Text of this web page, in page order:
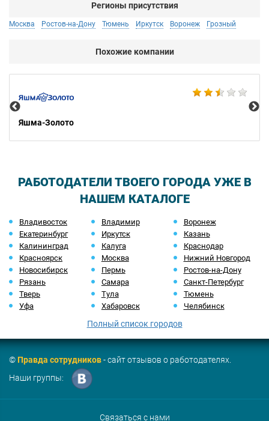
Регионы присутствия
Москва Ростов-на-Дону Тюмень Иркутск Воронеж Грозный
Похожие компании
Яшма-Золото
РАБОТОДАТЕЛИ ТВОЕГО ГОРОДА УЖЕ В
НАШЕМ КАТАЛОГЕ
Владивосток Владимир
Воронеж
Екатеринбург
Иркутск
Казань
Калининград
Калуга
Краснодар
Красноярск
Москва
Нижний Новгород
Новосибирск
Пермь
Ростов-на-Дону
Рязань
Самара
Санкт-Петербург
Тверь
Тула
Тюмень
Уфа
Хабаровск Челябинск
Полный список городов
©Правда сотрудников- сайт отзывов о работодателях.
Наши группы:
Связаться с нами